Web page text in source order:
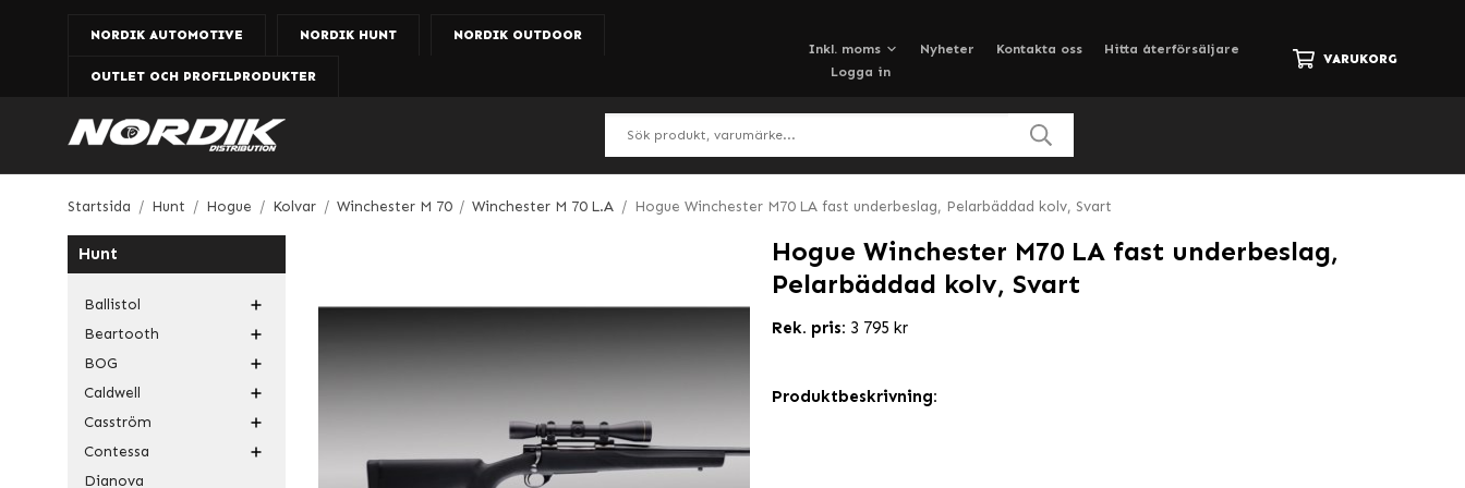
NORDIK AUTOMOTIVE NORDIK HUNT NORDIK OUTDOOR
OUTLET OCH PROFILPRODUKTER
Nyheter Kontakta oss
Hitta återförsäljare
Logga in
VARUKORG
Startsida / Hunt / Hogue / Kolvar / Winchester M 70 / Winchester M 70 L.A / Hogue Winchester M70 LA fast underbeslag, Pelarbäddad kolv, Svart
Hunt
Ballistol
Beartooth
BOG
Caldwell
Casström
Contessa
Dianova
Hogue Winchester M70 LA fast underbeslag,
Pelarbäddad kolv, Svart
Rek. pris: 3 795 kr
Produktbeskrivning: